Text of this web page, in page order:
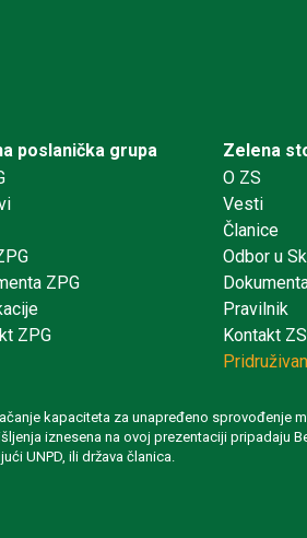
poslanička grupa
ZPG
ZPG
Zelena
O ZS
Vesti
Članice
Odbor u
Pravilnik
Kontakt ZS
kapaciteta za unapređeno sprovođenje
iznesena na ovoj prezentaciji pripadaju
UNPD, ili država članica.